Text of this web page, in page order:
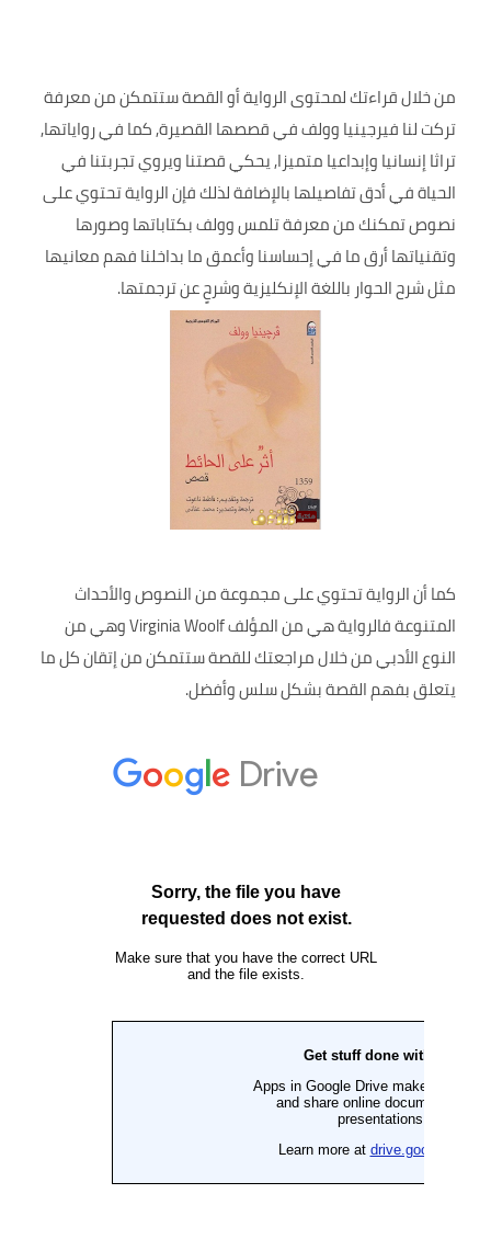
من خلال قراءتك لمحتوى الرواية أو القصة ستتمكن من معرفة
تركت لنا فيرجينيا وولف في قصصها القصيرة, كما في رواياتها,
تراثا إنسانيا وإبداعيا متميزا, يحكي قصتنا ويروي تجربتنا في
الحياة في أدق تفاصيلها بالإضافة لذلك فإن الرواية تحتوي على
نصوص تمكنك من معرفة تلمس وولف بكتاباتها وصورها
وتقنياتها أرق ما في إحساسنا وأعمق ما بداخلنا فهم معانيها
مثل شرح الحوار باللغة الإنكليزية وشرحٍ عن ترجمتها.
كما أن الرواية تحتوي على مجموعة من النصوص والأحداث
المتنوعة فالرواية هي من المؤلف Virginia Woolf وهي من
النوع الأدبي من خلال مراجعتك للقصة ستتمكن من إتقان كل ما
يتعلق بفهم القصة بشكل سلس وأفضل.